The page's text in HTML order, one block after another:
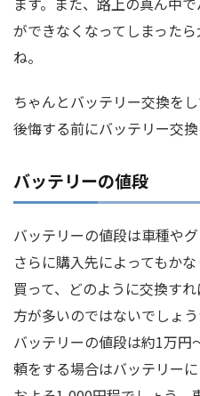
ができなくなってしまった
ね。
ちゃんとバッテリー交換を
後悔する前にバッテリー交換
バッテリーの値段
バッテリーの値段は車種や
さらに購入先によってもか
買って、どのように交換す
方が多いのではないでしょ
バッテリーの値段は約1万円
頼をする場合はバッテリー